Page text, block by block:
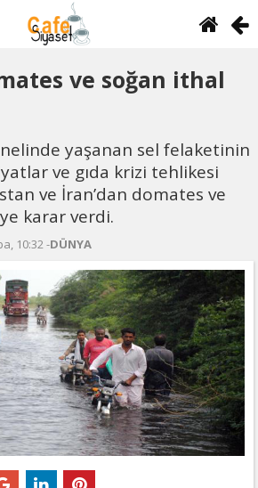
ve soğan ithal
yaşanan sel felaketinin
ve gıda krizi tehlikesi
ve İran’dan domates ve
karar verdi.
10:32 -DÜNYA